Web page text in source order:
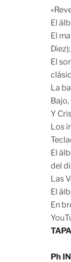
El
El
El
La
Y
Los
El
del
Las
El
En
Ph